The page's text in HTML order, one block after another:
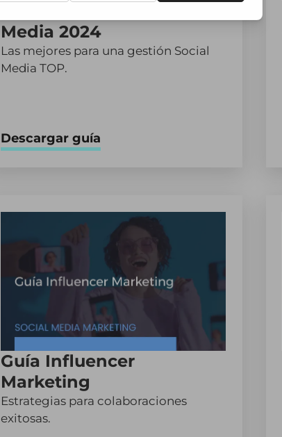
Media 2024
Las mejores para una gestión Social
Media TOP.
Descargar guía
Guía Influencer
Marketing
Estrategias para colaboraciones
exitosas.